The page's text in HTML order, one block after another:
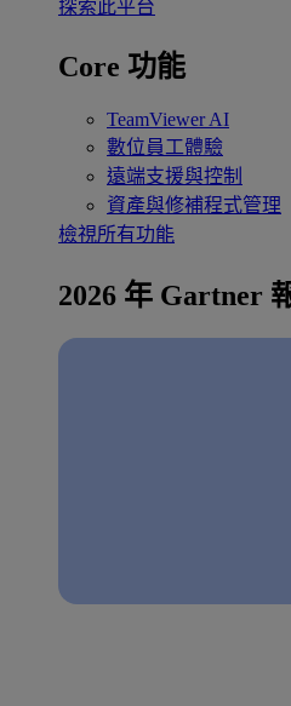
探索此平台
Core 功能
TeamViewer AI
數位員工體驗
遠端支援與控制
資產與修補程式管理
檢視所有功能
2026 年 Gartner